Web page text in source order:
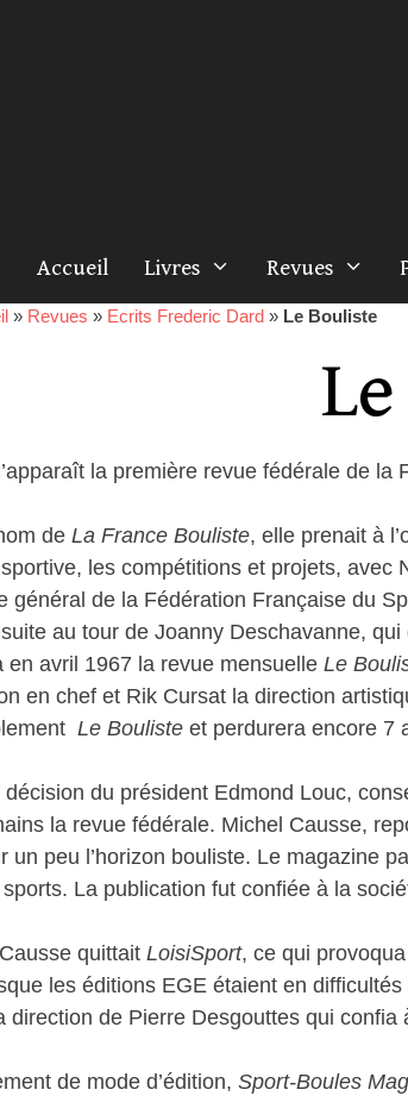
Accueil Livres Revues
» Revues » Ecrits Frederic Dard » Le Bouliste
la première revue fédérale de la
de La France Bouliste, elle prenait à
les compétitions et projets,
général de la Fédération Française du
au tour de Joanny Deschavanne,
en avril 1967 la revue mensuelle Le
en chef et Rik Cursat la direction
Le Bouliste et perdurera encore 7
décision du président Edmond Louc,
la revue fédérale. Michel Causse,
un peu l’horizon bouliste. Le magazine
sports. La publication fut confiée à la
quittait LoisiSport, ce qui
les éditions EGE étaient en
direction de Pierre Desgouttes qui
de mode d’édition, Sport-Boules